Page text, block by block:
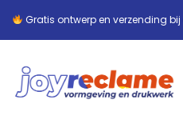
Gratis ontwerp en verzending bij